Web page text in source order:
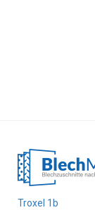
Troxel 1b